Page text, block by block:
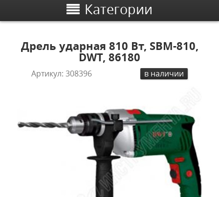
Категории
Дрель ударная 810 Вт, SBM-810,
DWT, 86180
Артикул:308396 в наличии